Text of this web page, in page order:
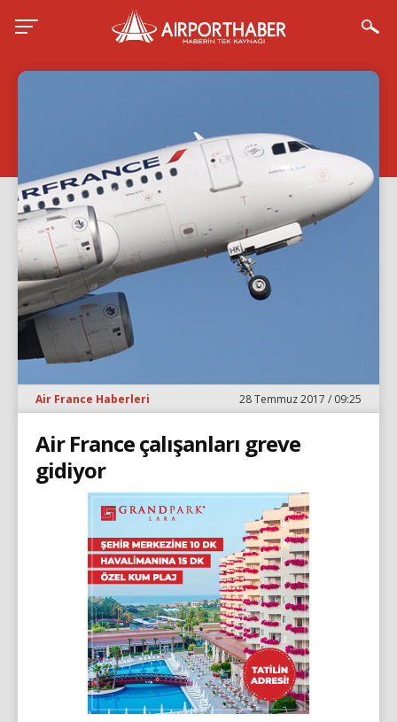
Air France Haberleri 28 Temmuz 2017 / 09:25
Air France çalışanları greve
gidiyor